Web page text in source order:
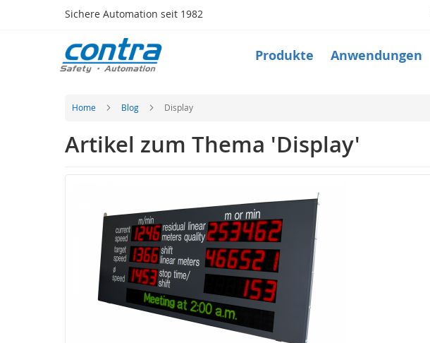
Sichere Automation seit 1982
Direkt
Inhalt
Produkte
Safety
Sensorik
Leiste)
Schlüsseltransfersystem
Optische
Sensorik
(Lichtvorhang,
Scanner)
Radarsystem
Produkte Anwendungen
Home Blog Display
Artikel zum Thema 'Display'